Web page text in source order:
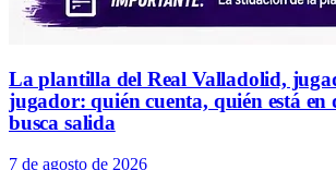
La plantilla del Real Valladolid,
jugador: quién cuenta, quién está en
busca salida
7 de agosto de 2026